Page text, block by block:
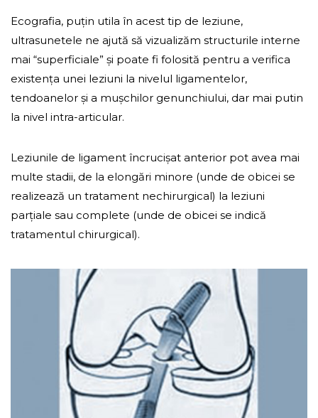
Ecografia, puțin utila în acest tip de leziune,
ultrasunetele ne ajută să vizualizăm structurile interne
mai “superficiale” și poate fi folosită pentru a verifica
existența unei leziuni la nivelul ligamentelor,
tendoanelor și a mușchilor genunchiului, dar mai putin
la nivel intra-articular.
Leziunile de ligament încrucișat anterior pot avea mai
multe stadii, de la elongări minore (unde de obicei se
realizează un tratament nechirurgical) la leziuni
parțiale sau complete (unde de obicei se indică
tratamentul chirurgical).